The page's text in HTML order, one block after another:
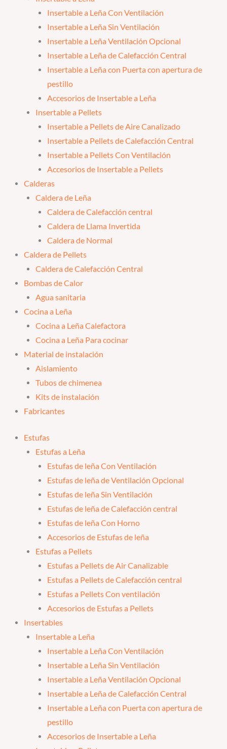
Insertable a Leña Con Ventilación
Insertable a Leña Sin Ventilación
Insertable a Leña Ventilación Opcional
Insertable a Leña de Calefacción Central
Insertable a Leña con Puerta con apertura de
pestillo
Accesorios de Insertable a Leña
Insertable a Pellets
Insertable a Pellets de Aire Canalizado
Insertable a Pellets de Calefacción Central
Insertable a Pellets Con Ventilación
Accesorios de Insertable a Pellets
Calderas
Caldera de Leña
Caldera de Calefacción central
Caldera de Llama Invertida
Caldera de Normal
Caldera de Pellets
Caldera de Calefacción Central
Bombas de Calor
Agua sanitaria
Cocina a Leña
Cocina a Leña Calefactora
Cocina a Leña Para cocinar
Material de instalación
Aislamiento
Tubos de chimenea
Kits de instalación
Fabricantes
Estufas
Estufas a Leña
Estufas de leña Con Ventilación
Estufas de leña de Ventilación Opcional
Estufas de leña Sin Ventilación
Estufas de leña de Calefacción central
Estufas de leña Con Horno
Accesorios de Estufas de leña
Estufas a Pellets
Estufas a Pellets de Air Canalizable
Estufas a Pellets de Calefacción central
Estufas a Pellets Con ventilación
Accesorios de Estufas a Pellets
Insertables
Insertable a Leña
Insertable a Leña Con Ventilación
Insertable a Leña Sin Ventilación
Insertable a Leña Ventilación Opcional
Insertable a Leña de Calefacción Central
Insertable a Leña con Puerta con apertura de
pestillo
Accesorios de Insertable a Leña